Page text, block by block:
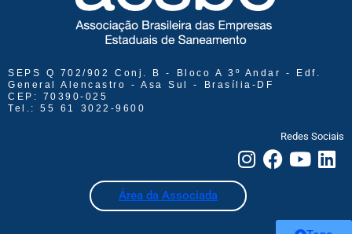
SEPS Q 702/902 Conj. B - Bloco A 3º Andar - Edf.
General Alencastro - Asa Sul - Brasília-DF
CEP: 70390-025
Tel.: 55 61 3022-9600
Redes Sociais
Área da Associada